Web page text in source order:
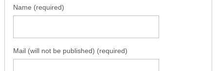
Name (required)
Mail (will not be published) (required)